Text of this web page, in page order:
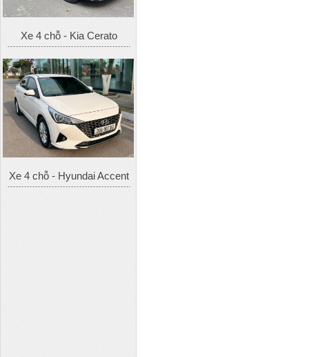
Xe 4 chỗ - Kia Cerato
Xe 4 chỗ - Hyundai Accent